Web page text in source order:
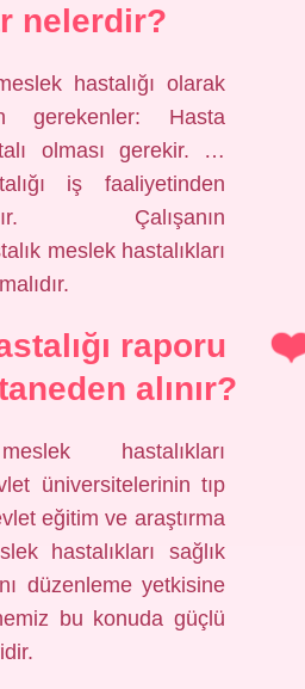
nelerdir?
hastalığı olarak
gerekenler: Hasta
olması gerekir. …
iş faaliyetinden
Çalışanın
meslek hastalıkları
raporu
alınır?
hastalıkları
üniversitelerinin tıp
eğitim ve araştırma
hastalıkları sağlık
düzenleme yetkisine
bu konuda güçlü